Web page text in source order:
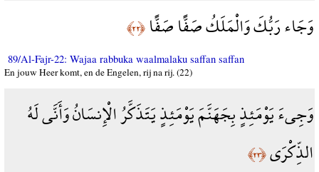
وَجَاء رَبُّكَ وَالْمَلَكُ صَفًّا صَفًّا﴿٢٢﴾
89/Al-Fajr-22: Wajaa rabbuka waalmalaku saffan saffan
En jouw Heer komt, en de Engelen, rij na rij. (22)
وَجِيءَ يَوْمَئِذٍ بِجَهَنَّمَ يَوْمَئِذٍ يَتَذَكَّرُ الْإِنسَانُ وَأَنَّى لَهُ
الذِّكْرَى﴿٢٣﴾